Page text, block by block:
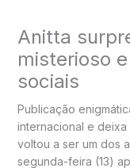
Anitta
misterioso
sociais
Publicação
internacional e deixa
voltou a ser um dos
segunda-feira (13)